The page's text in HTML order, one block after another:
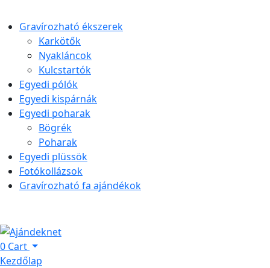
Gravírozható ékszerek
Karkötők
Nyakláncok
Kulcstartók
Egyedi pólók
Egyedi kispárnák
Egyedi poharak
Bögrék
Poharak
Egyedi plüssök
Fotókollázsok
Gravírozható fa ajándékok
0 Cart
Kezdőlap